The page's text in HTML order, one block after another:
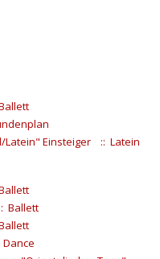
Einsteiger :: Latein
:: Ballett
Dance